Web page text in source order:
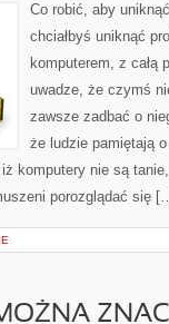
Co robić, aby
chciałbyś uniknąć
komputerem, z całą
uwadze, że czymś
zawsze zadbać o
że ludzie pamiętają
komputery nie są
porozglądać się